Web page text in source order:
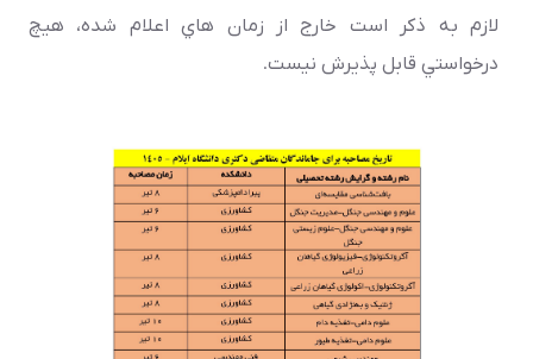
لازم به ذکر است خارج از زمان هاي اعلام شده، هيچ
درخواستي قابل پذيرش نيست.